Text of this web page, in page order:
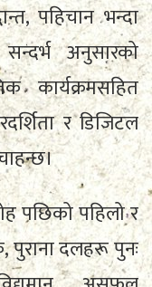
पहिचान भन्दा
अनुसारको
कार्यक्रमसहित
र डिजिटल
पछिको पहिलो र
पुराना दलहरू पुनः